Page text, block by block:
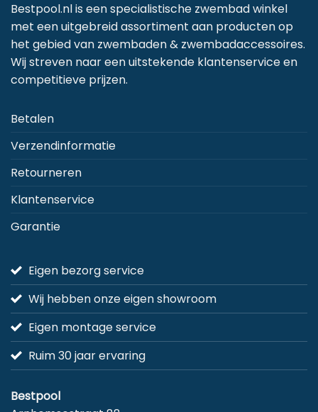
Bestpool.nl is een specialistische zwembad winkel
met een uitgebreid assortiment aan producten op
het gebied van zwembaden & zwembadaccessoires.
Wij streven naar een uitstekende klantenservice en
competitieve prijzen.
Betalen
Verzendinformatie
Retourneren
Klantenservice
Garantie
Eigen bezorg service
Wij hebben onze eigen showroom
Eigen montage service
Ruim 30 jaar ervaring
Bestpool